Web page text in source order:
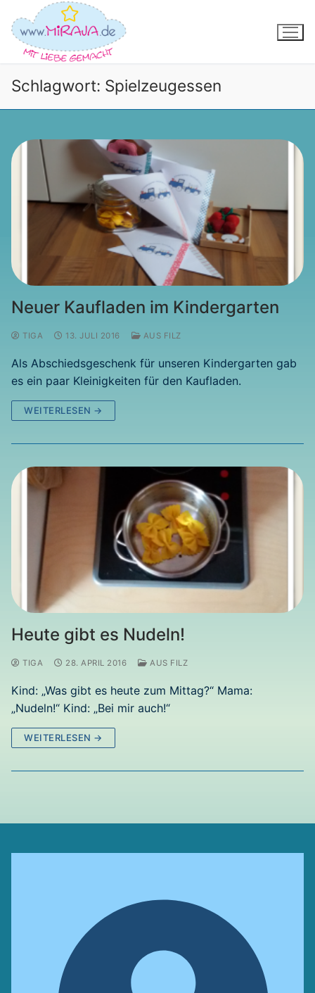
Inhalt
springen
Schlagwort: Spielzeugessen
Neuer Kaufladen im Kindergarten
TIGA 13. JULI 2016 AUS FILZ
Als Abschiedsgeschenk für unseren Kindergarten gab
es ein paar Kleinigkeiten für den Kaufladen.
WEITERLESEN →
Heute gibt es Nudeln!
TIGA 28. APRIL 2016 AUS FILZ
Kind: „Was gibt es heute zum Mittag?“ Mama:
„Nudeln!“ Kind: „Bei mir auch!“
WEITERLESEN →